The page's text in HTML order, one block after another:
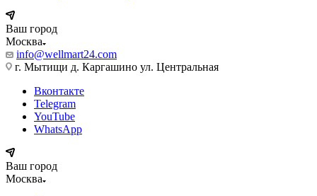
Ваш город
Москва
info@wellmart24.com
г. Мытищи д. Каргашино ул. Центральная
Вконтакте
Telegram
YouTube
WhatsApp
Ваш город
Москва